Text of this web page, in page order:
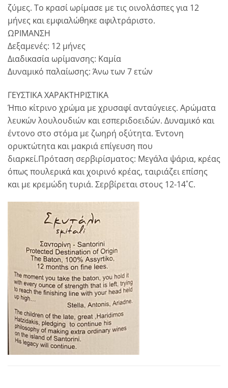
ζύμες. Το κρασί ωρίμασε με τις οινολάσπες για 12
μήνες και εμφιαλώθηκε αφιλτράριστο.
ΩΡΙΜΑΝΣΗ
Δεξαμενές: 12 μήνες
Διαδικασία ωρίμανσης: Καμία
Δυναμικό παλαίωσης: Άνω των 7 ετών
ΓΕΥΣΤΙΚΑ ΧΑΡΑΚΤΗΡΙΣΤΙΚΑ
Ήπιο κίτρινο χρώμα με χρυσαφί ανταύγειες. Αρώματα
λευκών λουλουδιών και εσπεριδοειδών. Δυναμικό και
έντονο στο στόμα με ζωηρή οξύτητα. Έντονη
ορυκτώτητα και μακριά επίγευση που
διαρκεί.Πρόταση σερβιρίσματος: Μεγάλα ψάρια, κρέας
όπως πουλερικά και χοιρινό κρέας, ταιριάζει επίσης
και με κρεμώδη τυριά. Σερβίρεται στους 12-14˚C.